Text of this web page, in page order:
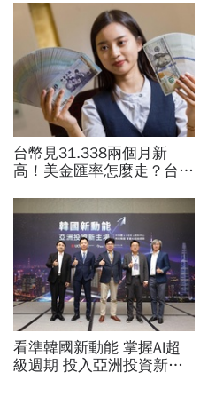
台幣見31.338兩個月新
高！美金匯率怎麼走？台股
再來還是看它臉色
看準韓國新動能 掌握AI超
級週期 投入亞洲投資新主